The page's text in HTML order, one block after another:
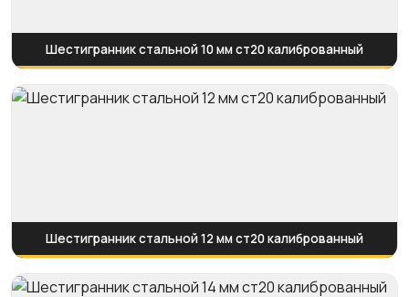
Шестигранник стальной 10 мм ст20 калиброванный
Шестигранник стальной 12 мм ст20 калиброванный